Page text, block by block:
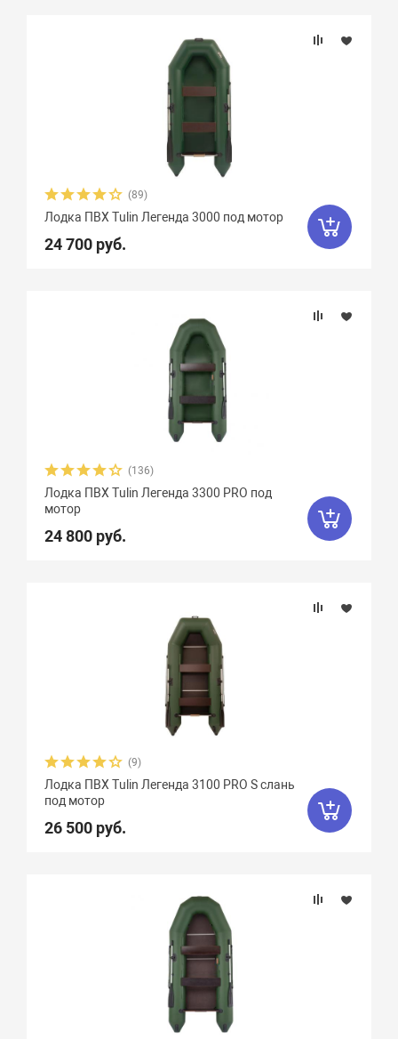
(89)
Лодка ПВХ Tulin Легенда 3000 под мотор
24 700 руб.
(136)
Лодка ПВХ Tulin Легенда 3300 PRO под
мотор
24 800 руб.
(9)
Лодка ПВХ Tulin Легенда 3100 PRO S слань
под мотор
26 500 руб.